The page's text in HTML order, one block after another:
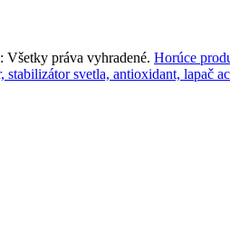
práva vyhradené. Horúce
svetla, antioxidant, lapač